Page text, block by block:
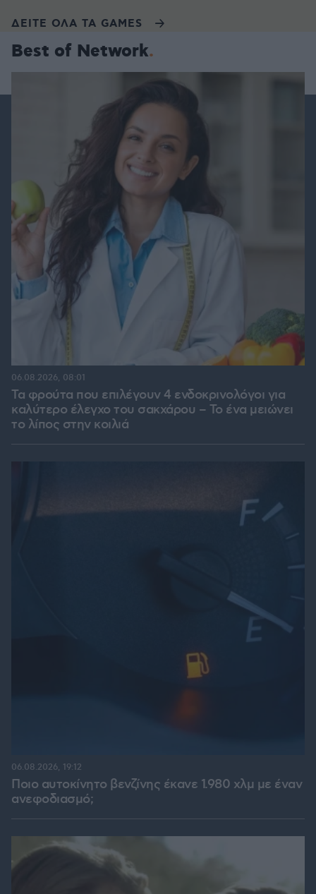
ΔΕΙΤΕ ΟΛΑ ΤΑ GAMES
Best of Network
Τα φρούτα που επιλέγουν 4 ενδοκρινολόγοι για
καλύτερο έλεγχο του σακχάρου – Το ένα μειώνει
το λίπος στην κοιλιά
06.08.2026, 08:01
Ποιο αυτοκίνητο βενζίνης έκανε 1.980 χλμ με έναν
ανεφοδιασμό;
06.08.2026, 19:12